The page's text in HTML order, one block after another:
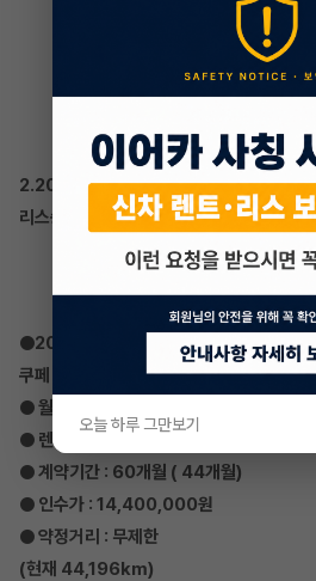
2.2018 BMW 4시리즈
리스승계 매물
●2018 BMW 4시리즈
쿠페 420d M Sport Pkg
● 월 렌트료 : 542,692원
● 렌트사 : BMW파이넨셔널코리아
● 계약기간 : 60개월 ( 44개월)
● 인수가 : 14,400,000원
● 약정거리 : 무제한
(현재 44,196km)
오늘 하루 그만보기